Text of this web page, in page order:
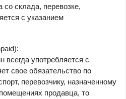
со склада, перевозке,
с указанием
употребляется с
свое обязательство по
перевозчику, назначенному
продавца, то